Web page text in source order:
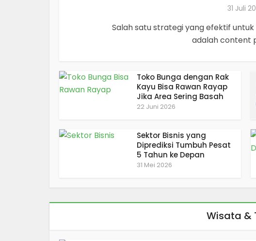
31 Juli
Salah satu strategi yang efektif
adalah content
Toko Bunga dengan Rak
Kayu Bisa Rawan Rayap
Jika Area Sering Basah
22 Juni 2026
Sektor Bisnis yang
Diprediksi Tumbuh Pesat
5 Tahun ke Depan
31 Mei 2026
Wisata &